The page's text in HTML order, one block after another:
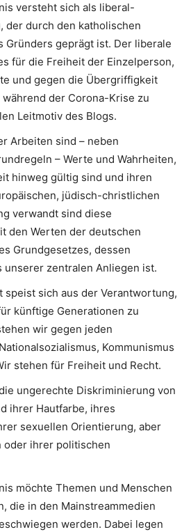
versteht sich als liberal-
der durch den katholischen
Gründers geprägt ist. Der liberale
für die Freiheit der Einzelperson,
und gegen die Übergriffigkeit
der Corona-Krise zu
Leitmotiv des Blogs.
Arbeiten sind – neben
– Werte und Wahrheiten,
hinweg gültig sind und ihren
jüdisch-christlichen
verwandt sind diese
den Werten der deutschen
Grundgesetzes, dessen
unserer zentralen Anliegen ist.
speist sich aus der Verantwortung,
künftige Generationen zu
wir gegen jeden
Kommunismus
stehen für Freiheit und Recht.
ungerechte Diskriminierung von
ihrer Hautfarbe, ihres
sexuellen Orientierung, aber
oder ihrer politischen
möchte Themen und Menschen
die in den Mainstreammedien
werden. Dabei legen